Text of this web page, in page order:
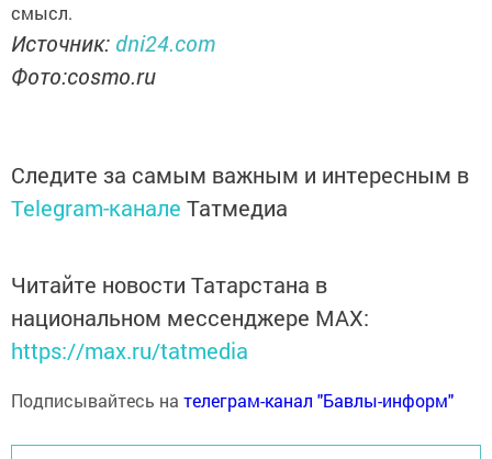
смысл.
Источник: dni24.com
Фото:cosmo.ru
Следите за самым важным и интересным в
Telegram-канале Татмедиа
Читайте новости Татарстана в
национальном мессенджере MАХ:
https://max.ru/tatmedia
Подписывайтесь на телеграм-канал "Бавлы-информ"